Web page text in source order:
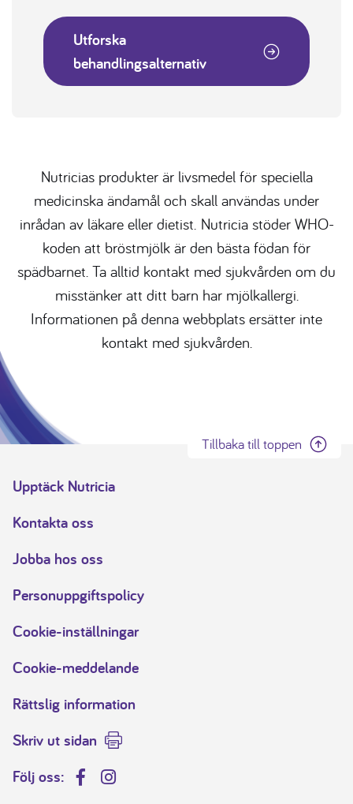
Utforska
behandlingsalternativ
Nutricias produkter är livsmedel för speciella
medicinska ändamål och skall användas under
inrådan av läkare eller dietist. Nutricia stöder WHO-
koden att bröstmjölk är den bästa födan för
spädbarnet. Ta alltid kontakt med sjukvården om du
misstänker att ditt barn har mjölkallergi.
Informationen på denna webbplats ersätter inte
kontakt med sjukvården.
Tillbaka till toppen
Upptäck Nutricia
Kontakta oss
Jobba hos oss
Personuppgiftspolicy
Cookie-inställningar
Cookie-meddelande
Rättslig information
Skriv ut sidan
Följ oss:
FacebookInstagram